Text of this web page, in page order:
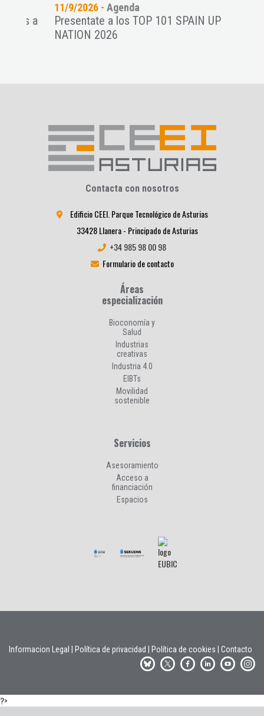
11/9/2026 -Agenda
Presentate a los TOP 101 SPAIN UP
NATION 2026
Contacta con nosotros
Edificio CEEI. Parque Tecnológico de Asturias
33428 Llanera - Principado de Asturias
+34 985 98 00 98
Formulario de contacto
Áreas
especialización
Bioconomía y
Salud
Industrias
creativas
Industria 4.0
EIBTs
Movilidad
sostenible
Servicios
Asesoramiento
Acceso a
financiación
Espacios
Informacion Legal Política de privacidad Política de cookies Contacto
?>